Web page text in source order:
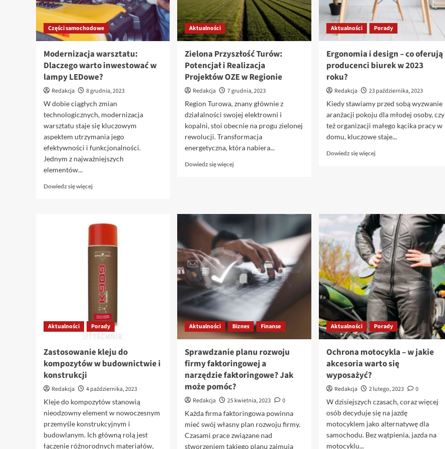
Części samochodowe
Modernizacja warsztatu:
Dlaczego warto inwestować w
lampy LEDowe?
Redakcja
8 grudnia, 2023
W dobie ciągłych zmian
technologicznych, modernizacja
warsztatu staje się kluczowym
aspektem utrzymania jego
efektywności i funkcjonalności.
Jednym z najważniejszych
elementów...
Dowiedz się więcejDowiedz
Modernizacja
warto
inwestować
lampy
LEDowe?
Aktualności
Zielona Przyszłość Turów:
Potencjał i Realizacja
Projektów OZE w Regionie
Redakcja
7 grudnia, 2023
Region Turowa, znany głównie z
działalności swojej elektrowni i
kopalni, stoi obecnie na progu zielonej
rewolucji. Transformacja
energetyczna, która nabiera...
Dowiedz się więcejDowiedz
Potencjał
i
Realizacja
Projektów
OZE
Regionie
Aktualności Porady
Ergonomia i design – co oferują
producenci biurek w 2023
roku?
Redakcja
23 października, 2023
Kiedy stawiamy przed sobą wyzwanie
aranżacji pokoju dla młodej osoby, czy
też organizacji małego kącika pracy w
domu, kluczowe staje...
Dowiedz się więcejDowiedz
co
oferują
producenci
biurek
w
2023
roku?
Aktualności Porady
Zastosowanie kleju do
kompozytów w budownictwie i
konstrukcji
Redakcja
4 października, 2023
Kleje do kompozytów stanowią
nieodzowny element w nowoczesnym
przemyśle konstrukcyjnym i
budowlanym. Ich główną rolą jest
łączenie różnorodnych materiałów,
Aktualności Biznes Finanse
Sprawdzanie planu rozwoju
firmy faktoringowej a
narzędzie faktoringowe? Jak
może pomóc?
Redakcja 25 kwietnia, 2023
0
Każda firma faktoringowa powinna
mieć swój własny plan rozwoju firmy.
Czasami prace związane nad
stworzeniem takiego planu zajmują
Aktualności Porady
Ochrona motocykla – w jakie
akcesoria warto się
wyposażyć?
Redakcja 2 lutego, 2023
0
W dzisiejszych czasach, coraz więcej
osób decyduje się na jazdę
motocyklem jako alternatywę dla
samochodu. Bez wątpienia, jazda na
motocyklu...